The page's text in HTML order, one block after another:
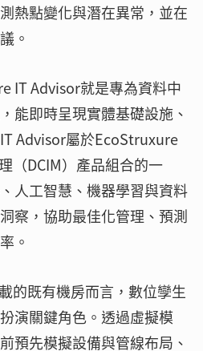
熱點變化與潛在異常，並在
。
IT Advisor就是專為資料中
能即時呈現實體基礎設施、
Advisor屬於EcoStruxure
（DCIM）產品組合的一
人工智慧、機器學習與資料
察，協助最佳化管理、預測
。
的既有機房而言，數位孿生
演關鍵角色。透過虛擬模
預先模擬設備與管線布局、